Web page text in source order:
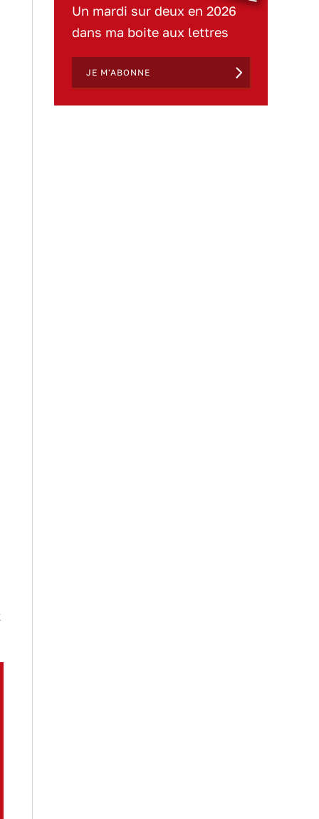
Un mardi sur deux en 2026
dans ma boite aux lettres
JE M'ABONNE